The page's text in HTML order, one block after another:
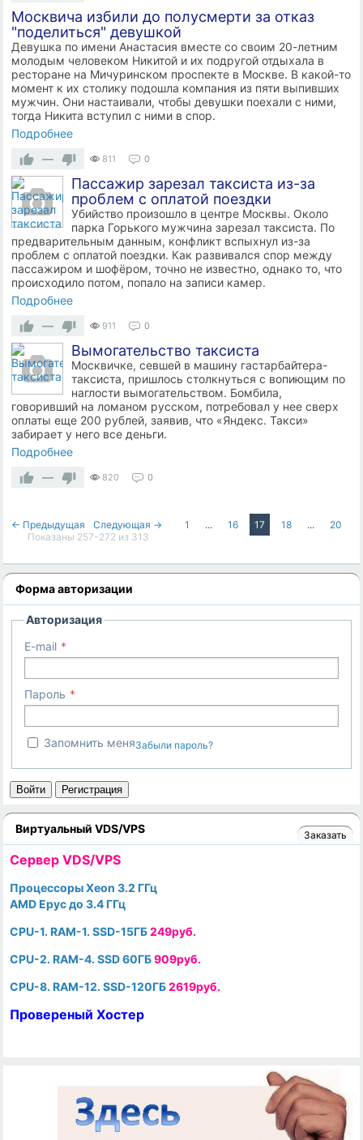
Москвича избили до полусмерти за отказ
"поделиться" девушкой
Девушка по имени Анастасия вместе со своим 20-летним
молодым человеком Никитой и их подругой отдыхала в
ресторане на Мичуринском проспекте в Москве. В какой-то
момент к их столику подошла компания из пяти выпивших
мужчин. Они настаивали, чтобы девушки поехали с ними,
тогда Никита вступил с ними в спор.
Подробнее
—
811 0
Пассажир зарезал таксиста из-за
проблем с оплатой поездки
Убийство произошло в центре Москвы. Около
парка Горького мужчина зарезал таксиста. По
предварительным данным, конфликт вспыхнул из-за
проблем с оплатой поездки. Как развивался спор между
пассажиром и шофёром, точно не известно, однако то, что
происходило потом, попало на записи камер.
Подробнее
—
911 0
Вымогательство таксиста
Москвичке, севшей в машину гастарбайтера-
таксиста, пришлось столкнуться с вопиющим по
наглости вымогательством. Бомбила,
говоривший на ломаном русском, потребовал у нее сверх
оплаты еще 200 рублей, заявив, что «Яндекс. Такси»
забирает у него все деньги.
Подробнее
—
820 0
← Предыдущая Следующая → 1 ... 16 17 18 ...
20
Показаны 257-272 из 313
Форма авторизации
Авторизация
E-mail
Пароль
Запомнить меняЗабыли пароль?
Войти Регистрация
Виртуальный VDS/VPS Заказать
Cервер VDS/VPS
Процессоры Xeon 3.2 ГГц
AMD Epyc до 3.4 ГГц
CPU-1. RAM-1. SSD-15ГБ249руб.
CPU-2. RAM-4. SSD 60ГБ909руб.
CPU-8. RAM-12. SSD-120ГБ2619руб.
Провереный Хостер